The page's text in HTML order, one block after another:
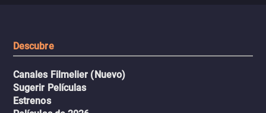
Descubre
Canales Filmelier (Nuevo)
Sugerir Películas
Estrenos